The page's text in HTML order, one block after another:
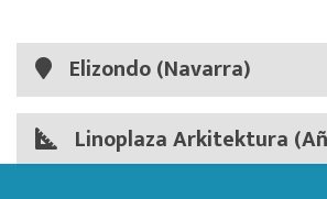
Elizondo (Navarra)
Linoplaza Arkitektura